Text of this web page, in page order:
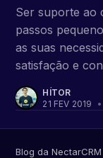
Ser suporte ao
passos
as suas
satisfação e
HÍTOR
21 FEV 2019
•
Blog da